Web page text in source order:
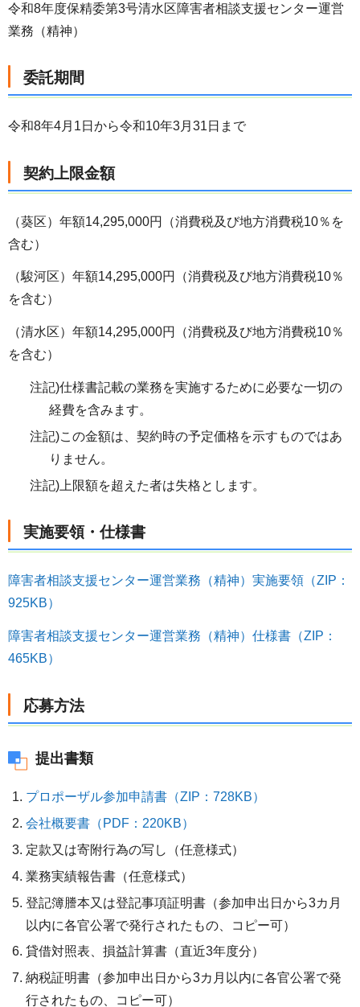
令和8年度保精委第3号清水区障害者相談支援センター運営
業務（精神）
委託期間
令和8年4月1日から令和10年3月31日まで
契約上限金額
（葵区）年額14,295,000円（消費税及び地方消費税10％を
含む）
（駿河区）年額14,295,000円（消費税及び地方消費税10％
を含む）
（清水区）年額14,295,000円（消費税及び地方消費税10％
を含む）
注記)仕様書記載の業務を実施するために必要な一切の
経費を含みます。
注記)この金額は、契約時の予定価格を示すものではあ
りません。
注記)上限額を超えた者は失格とします。
実施要領・仕様書
障害者相談支援センター運営業務（精神）実施要領（ZIP：
925KB）
障害者相談支援センター運営業務（精神）仕様書（ZIP：
465KB）
応募方法
提出書類
プロポーザル参加申請書（ZIP：728KB）
会社概要書（PDF：220KB）
定款又は寄附行為の写し（任意様式）
業務実績報告書（任意様式）
登記簿謄本又は登記事項証明書（参加申出日から3カ月
以内に各官公署で発行されたもの、コピー可）
貸借対照表、損益計算書（直近3年度分）
納税証明書（参加申出日から3カ月以内に各官公署で発
行されたもの、コピー可）